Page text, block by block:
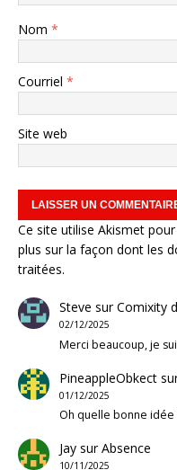
Nom *
Courriel *
Site web
Ce site utilise Akismet
plus sur la façon dont les
traitées.
Steve surComixity
02/12/2025
Merci beaucoup, je
PineappleObkect
01/12/2025
Oh quelle bonne idée
JaysurAbsence
10/11/2025